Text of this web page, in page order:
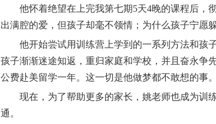
他怀着绝望在上完我第七期5天4晚的课程后，
出满腔的爱，但孩子却毫不领情；为什么孩子宁
他开始尝试用训练营上学到的一系列方法和孩
孩子渐渐迷途知返，重归家庭和学校，并且奋永争
公费赴美留学一年。这一切是他做梦都不敢想的事。
现在，为了帮助更多的家长，姚老师也成为训
通。